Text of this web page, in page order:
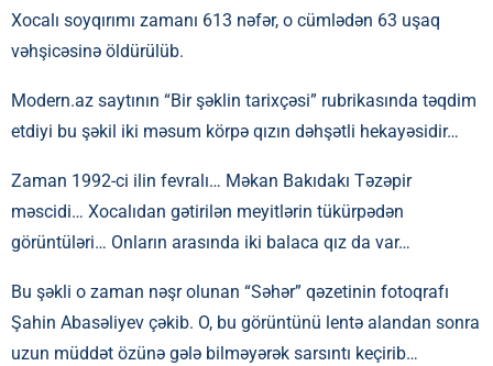
Xocalı soyqırımı zamanı 613 nəfər, o cümlədən 63 uşaq
vəhşicəsinə öldürülüb.
Modern.az saytının “Bir şəklin tarixçəsi” rubrikasında təqdim
etdiyi bu şəkil iki məsum körpə qızın dəhşətli hekayəsidir…
Zaman 1992-ci ilin fevralı… Məkan Bakıdakı Təzəpir
məscidi… Xocalıdan gətirilən meyitlərin tükürpədən
görüntüləri… Onların arasında iki balaca qız da var…
Bu şəkli o zaman nəşr olunan “Səhər” qəzetinin fotoqrafı
Şahin Abasəliyev çəkib. O, bu görüntünü lentə alandan sonra
uzun müddət özünə gələ bilməyərək sarsıntı keçirib…